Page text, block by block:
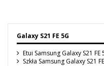
Galaxy S21 FE 5G
Etui Samsung Galaxy S21 FE
Szkła Samsung Galaxy S21